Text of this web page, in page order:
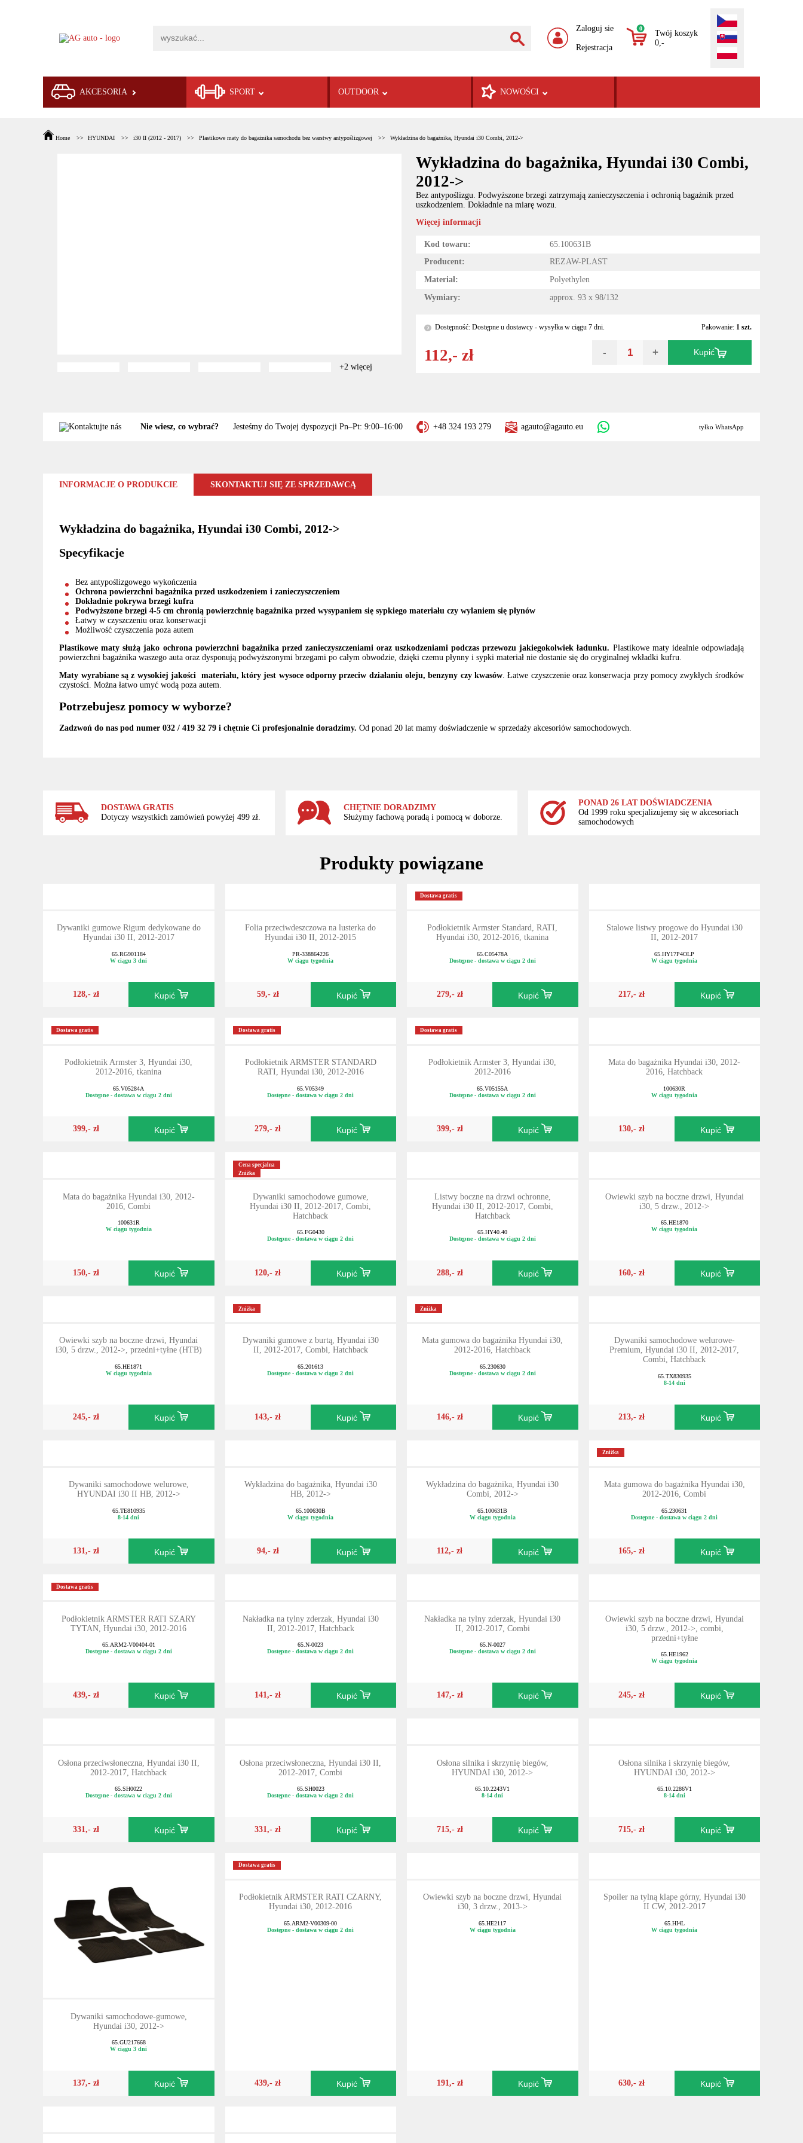
Zaloguj sie
Rejestracja
0
Twój koszyk
0,-
AKCESORIA SPORT OUTDOOR NOWOŚCI
Home HYUNDAI i30 II (2012 - 2017) Plastikowe maty do bagażnika samochodu bez warstwy antypoślizgowej Wykładzina do bagażnika, Hyundai i30 Combi, 2012->
+2 więcej
Wykładzina do bagażnika, Hyundai i30 Combi,
2012->
Bez antypoślizgu. Podwyższone brzegi zatrzymają zanieczyszczenia i ochronią bagażnik przed
uszkodzeniem. Dokładnie na miarę wozu.
Więcej informacji
Kod towaru:
65.100631B
Producent:
REZAW-PLAST
Materiał:
Polyethylen
Wymiary:
approx. 93 x 98/132
? Dostępność: Dostępne u dostawcy - wysyłka w ciągu 7 dni. Pakowanie: 1 szt.
112,- zł - + Kupić
Nie wiesz, co wybrać? Jesteśmy do Twojej dyspozycji Pn–Pt: 9:00–16:00 +48 324 193 279 agauto@agauto.eu tyłko WhatsApp
INFORMACJE O PRODUKCIE SKONTAKTUJ SIĘ ZE SPRZEDAWCĄ
Wykładzina do bagażnika, Hyundai i30 Combi, 2012->
Specyfikacje
Bez antypoślizgowego wykończenia
Ochrona powierzchni bagażnika przed uszkodzeniem i zanieczyszczeniem
Dokładnie pokrywa brzegi kufra
Podwyższone brzegi 4-5 cm chronią powierzchnię bagażnika przed wysypaniem się sypkiego materiału czy wylaniem się płynów
Łatwy w czyszczeniu oraz konserwacji
Możliwość czyszczenia poza autem
Plastikowe maty służą jako ochrona powierzchni bagażnika przed zanieczyszczeniami oraz uszkodzeniami podczas przewozu jakiegokolwiek ładunku. Plastikowe maty idealnie odpowiadają
powierzchni bagażnika waszego auta oraz dysponują podwyższonymi brzegami po całym obwodzie, dzięki czemu płynny i sypki materiał nie dostanie się do oryginalnej wkładki kufru.
Maty wyrabiane są z wysokiej jakości materiału, który jest wysoce odporny przeciw działaniu oleju, benzyny czy kwasów . Łatwe czyszczenie oraz konserwacja przy pomocy zwykłych środków
czystości. Można łatwo umyć wodą poza autem.
Potrzebujesz pomocy w wyborze?
Zadzwoń do nas pod numer 032 / 419 32 79 i chętnie Ci profesjonalnie doradzimy. Od ponad 20 lat mamy doświadczenie w sprzedaży akcesoriów samochodowych.
DOSTAWA GRATIS
Dotyczy wszystkich zamówień powyżej 499 zł.
CHĘTNIE DORADZIMY
Służymy fachową poradą i pomocą w doborze.
PONAD 26 LAT DOŚWIADCZENIA
Od 1999 roku specjalizujemy się w akcesoriach
samochodowych
Produkty powiązane
Dywaniki gumowe Rigum dedykowane do
Hyundai i30 II, 2012-2017
65.RG901184
W ciągu 3 dni
128,- zł Kupić
Folia przeciwdeszczowa na lusterka do
Hyundai i30 II, 2012-2015
PR-338864226
W ciągu tygodnia
59,- zł Kupić
Dostawa gratis
Podłokietnik Armster Standard, RATI,
Hyundai i30, 2012-2016, tkanina
65.C05478A
Dostępne - dostawa w ciągu 2 dni
279,- zł Kupić
Stalowe listwy progowe do Hyundai i30
II, 2012-2017
65.HY17P4OLP
W ciągu tygodnia
217,- zł Kupić
Dostawa gratis
Podłokietnik Armster 3, Hyundai i30,
2012-2016, tkanina
65.V05284A
Dostępne - dostawa w ciągu 2 dni
399,- zł Kupić
Dostawa gratis
Podłokietnik ARMSTER STANDARD
RATI, Hyundai i30, 2012-2016
65.V05349
Dostępne - dostawa w ciągu 2 dni
279,- zł Kupić
Dostawa gratis
Podłokietnik Armster 3, Hyundai i30,
2012-2016
65.V05155A
Dostępne - dostawa w ciągu 2 dni
399,- zł Kupić
Mata do bagażnika Hyundai i30, 2012-
2016, Hatchback
100630R
W ciągu tygodnia
130,- zł Kupić
Mata do bagażnika Hyundai i30, 2012-
2016, Combi
100631R
W ciągu tygodnia
150,- zł Kupić
Cena specjalna
Zniżka
Dywaniki samochodowe gumowe,
Hyundai i30 II, 2012-2017, Combi,
Hatchback
65.FG0430
Dostępne - dostawa w ciągu 2 dni
120,- zł Kupić
Listwy boczne na drzwi ochronne,
Hyundai i30 II, 2012-2017, Combi,
Hatchback
65.HY40.40
Dostępne - dostawa w ciągu 2 dni
288,- zł Kupić
Owiewki szyb na boczne drzwi, Hyundai
i30, 5 drzw., 2012->
65.HE1870
W ciągu tygodnia
160,- zł Kupić
Owiewki szyb na boczne drzwi, Hyundai
i30, 5 drzw., 2012->, przedni+tyłne (HTB)
65.HE1871
W ciągu tygodnia
245,- zł Kupić
Zniżka
Dywaniki gumowe z burtą, Hyundai i30
II, 2012-2017, Combi, Hatchback
65.201613
Dostępne - dostawa w ciągu 2 dni
143,- zł Kupić
Zniżka
Mata gumowa do bagażnika Hyundai i30,
2012-2016, Hatchback
65.230630
Dostępne - dostawa w ciągu 2 dni
146,- zł Kupić
Dywaniki samochodowe welurowe-
Premium, Hyundai i30 II, 2012-2017,
Combi, Hatchback
65.TX830935
8-14 dni
213,- zł Kupić
Dywaniki samochodowe welurowe,
HYUNDAI i30 II HB, 2012->
65.TE810935
8-14 dni
131,- zł Kupić
Wykładzina do bagażnika, Hyundai i30
HB, 2012->
65.100630B
W ciągu tygodnia
94,- zł Kupić
Wykładzina do bagażnika, Hyundai i30
Combi, 2012->
65.100631B
W ciągu tygodnia
112,- zł Kupić
Zniżka
Mata gumowa do bagażnika Hyundai i30,
2012-2016, Combi
65.230631
Dostępne - dostawa w ciągu 2 dni
165,- zł Kupić
Dostawa gratis
Podłokietnik ARMSTER RATI SZARY
TYTAN, Hyundai i30, 2012-2016
65.ARM2-V00404-01
Dostępne - dostawa w ciągu 2 dni
439,- zł Kupić
Nakładka na tylny zderzak, Hyundai i30
II, 2012-2017, Hatchback
65.N-0023
Dostępne - dostawa w ciągu 2 dni
141,- zł Kupić
Nakładka na tylny zderzak, Hyundai i30
II, 2012-2017, Combi
65.N-0027
Dostępne - dostawa w ciągu 2 dni
147,- zł Kupić
Owiewki szyb na boczne drzwi, Hyundai
i30, 5 drzw., 2012->, combi,
przedni+tyłne
65.HE1962
W ciągu tygodnia
245,- zł Kupić
Osłona przeciwsłoneczna, Hyundai i30 II,
2012-2017, Hatchback
65.SH0022
Dostępne - dostawa w ciągu 2 dni
331,- zł Kupić
Osłona przeciwsłoneczna, Hyundai i30 II,
2012-2017, Combi
65.SH0023
Dostępne - dostawa w ciągu 2 dni
331,- zł Kupić
Osłona silnika i skrzynię biegów,
HYUNDAI i30, 2012->
65.10.2243V1
8-14 dni
715,- zł Kupić
Osłona silnika i skrzynię biegów,
HYUNDAI i30, 2012->
65.10.2286V1
8-14 dni
715,- zł Kupić
Dywaniki samochodowe-gumowe,
Hyundai i30, 2012->
65.GU217668
W ciągu 3 dni
137,- zł Kupić
Dostawa gratis
Podłokietnik ARMSTER RATI CZARNY,
Hyundai i30, 2012-2016
65.ARM2-V00309-00
Dostępne - dostawa w ciągu 2 dni
439,- zł Kupić
Owiewki szyb na boczne drzwi, Hyundai
i30, 3 drzw., 2013->
65.HE2117
W ciągu tygodnia
191,- zł Kupić
Spoiler na tylną klape górny, Hyundai i30
II CW, 2012-2017
65.HI4L
W ciągu tygodnia
630,- zł Kupić